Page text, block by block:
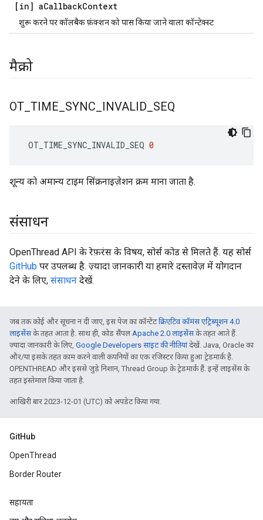
[in] aCallbackContext
शुरू करने पर कॉलबैक फ़ंक्शन को पास किया जाने वाला कॉन्टेक्स्ट
मैक्रो
OT TIME SYNC INVALID SEQ
OT_TIME_SYNC_INVALID_SEQ 0
शून्य को अमान्य टाइम सिंक्रनाइज़ेशन क्रम माना जाता है.
संसाधन
OpenThread API के रेफ़रंस के विषय, सोर्स कोड से मिलते हैं. यह सोर्स
GitHub पर उपलब्ध है. ज़्यादा जानकारी या हमारे दस्तावेज़ में योगदान
देने के लिए, संसाधन देखें.
जब तक कोई और सूचना न दी जाए, इस पेज का कॉन्टेंटक्रिएटिव कॉमंस एट्रिब्यूशन 4.0
लाइसेंसके तहत आता है. साथ ही, कोड सैंपलApache 2.0 लाइसेंसके तहत आते हैं.
ज़्यादा जानकारी के लिए, Google Developers साइट की नीतियांदेखें. Java, Oracle का
और/या इसके तहत काम करने वाली कंपनियों का एक रजिस्टर किया हुआ ट्रेडमार्क है.
OPENTHREAD और इससे जुड़े निशान, Thread Group के ट्रेडमार्क हैं. इन्हें लाइसेंस के
तहत इस्तेमाल किया जाता है.
आखिरी बार 2023-12-01 (UTC) को अपडेट किया गया.
GitHub
OpenThread
Border Router
सहायता